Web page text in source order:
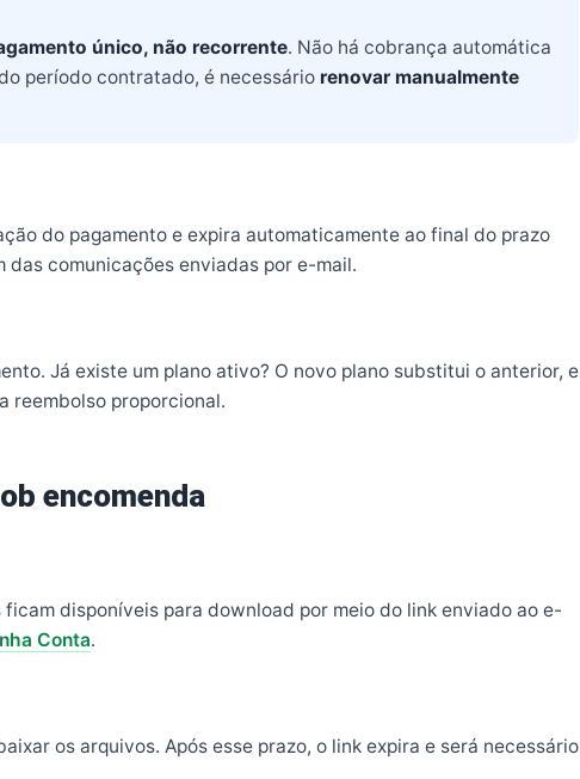
único, não recorrente. Não há cobrança automática
período contratado, é necessário renovar manualmente
do pagamento e expira automaticamente ao final do prazo
comunicações enviadas por e-mail.
Já existe um plano ativo? O novo plano substitui o anterior, e
reembolso proporcional.
encomenda
disponíveis para download por meio do link enviado ao e-
Conta.
os arquivos. Após esse prazo, o link expira e será necessário